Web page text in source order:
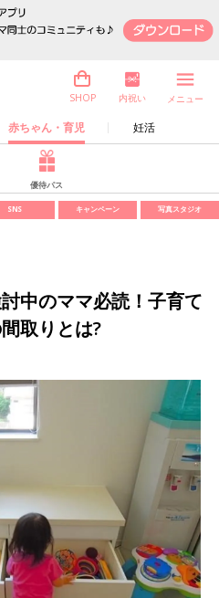
赤ちゃん・育児 妊活
SHOP 内祝い メニュー
優待パス
SNS キャンペーン 写真スタジオ
中のママ必読！子育て
取りとは?